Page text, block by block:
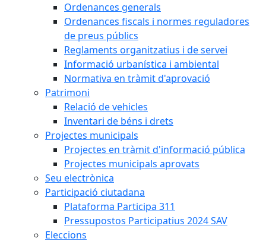
Ordenances generals
Ordenances fiscals i normes reguladores
de preus públics
Reglaments organitzatius i de servei
Informació urbanística i ambiental
Normativa en tràmit d'aprovació
Patrimoni
Relació de vehicles
Inventari de béns i drets
Projectes municipals
Projectes en tràmit d'informació pública
Projectes municipals aprovats
Seu electrònica
Participació ciutadana
Plataforma Participa 311
Pressupostos Participatius 2024 SAV
Eleccions